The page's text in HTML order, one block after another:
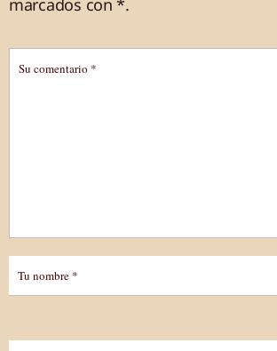
marcados con *.